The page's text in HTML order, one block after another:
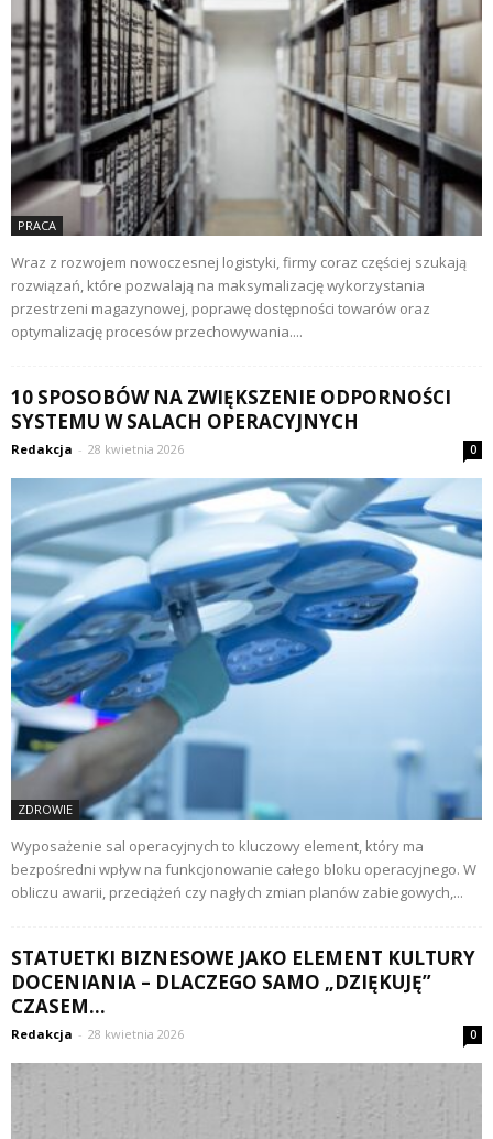
PRACA
Wraz z rozwojem nowoczesnej logistyki, firmy coraz częściej szukają
rozwiązań, które pozwalają na maksymalizację wykorzystania
przestrzeni magazynowej, poprawę dostępności towarów oraz
optymalizację procesów przechowywania....
10 SPOSOBÓW NA ZWIĘKSZENIE ODPORNOŚCI
SYSTEMU W SALACH OPERACYJNYCH
Redakcja - 28 kwietnia 2026 0
ZDROWIE
Wyposażenie sal operacyjnych to kluczowy element, który ma
bezpośredni wpływ na funkcjonowanie całego bloku operacyjnego. W
obliczu awarii, przeciążeń czy nagłych zmian planów zabiegowych,...
STATUETKI BIZNESOWE JAKO ELEMENT KULTURY
DOCENIANIA – DLACZEGO SAMO „DZIĘKUJĘ”
CZASEM...
Redakcja - 28 kwietnia 2026 0